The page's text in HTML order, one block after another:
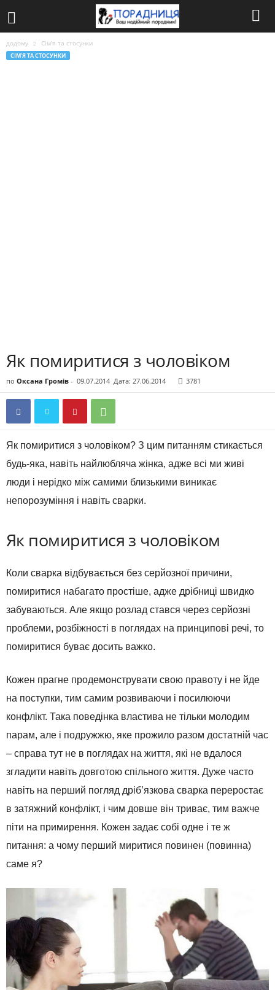
додому Сім'я та стосунки
СІМ'Я ТА СТОСУНКИ
Як помиритися з чоловіком
по Оксана Громів - 09.07.2014 Дата: 27.06.2014 3781
Як помиритися з чоловіком? З цим питанням стикається
будь-яка, навіть найлюбляча жінка, адже всі ми живі
люди і нерідко між самими близькими виникає
непорозуміння і навіть сварки.
Як помиритися з чоловіком
Коли сварка відбувається без серйозної причини,
помиритися набагато простіше, адже дрібниці швидко
забуваються. Але якщо розлад стався через серйозні
проблеми, розбіжності в поглядах на принципові речі, то
помиритися буває досить важко.
Кожен прагне продемонструвати свою правоту і не йде
на поступки, тим самим розвиваючи і посилюючи
конфлікт. Така поведінка властива не тільки молодим
парам, але і подружжю, яке прожило разом достатній час
– справа тут не в поглядах на життя, які не вдалося
згладити навіть довготою спільного життя. Дуже часто
навіть на перший погляд дріб’язкова сварка переростає
в затяжний конфлікт, і чим довше він триває, тим важче
піти на примирення. Кожен задає собі одне і те ж
питання: а чому перший миритися повинен (повинна)
саме я?